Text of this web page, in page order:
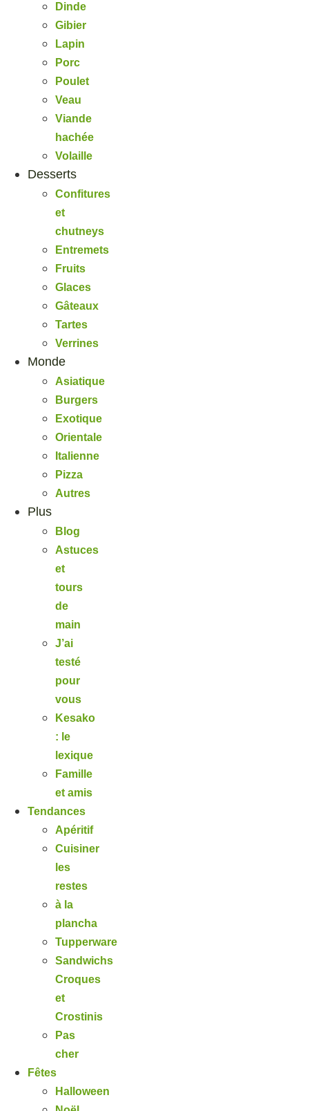
Dinde
Gibier
Lapin
Porc
Poulet
Veau
Viande
hachée
Volaille
Desserts
Confitures
et
chutneys
Entremets
Fruits
Glaces
Gâteaux
Tartes
Verrines
Monde
Asiatique
Burgers
Exotique
Orientale
Italienne
Pizza
Autres
Plus
Blog
Astuces
et
tours
de
main
J’ai
testé
pour
vous
Kesako
: le
lexique
Famille
et amis
Tendances
Apéritif
Cuisiner
les
restes
à la
plancha
Tupperware
Sandwichs
Croques
et
Crostinis
Pas
cher
Fêtes
Halloween